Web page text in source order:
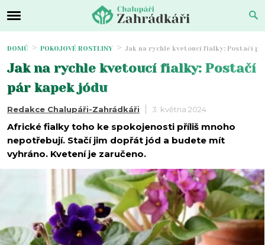
DOMŮ POKOJOVÉ ROSTLINY Jak na rychle kvetoucí fialky: Postačí
Jak na rychle kvetoucí fialky: Postačí
pár kapek jódu
Redakce Chalupáři-Zahrádkáři 3. května 2024
Africké fialky toho ke spokojenosti příliš mnoho
nepotřebují. Stačí jim dopřát jód a budete mít
vyhráno. Kvetení je zaručeno.